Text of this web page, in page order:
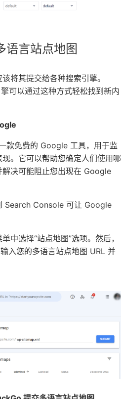
语言站点地图
将其提交给各种搜索引擎。
可以通过这种方式轻松找到新内
款免费的 Google 工具，用于监
。它可以帮助您确定人们使用哪
决可能阻止您出现在 Google
Search Console 可让 Google
中选择“站点地图”选项。然后，
入您的多语言站点地图 URL 并